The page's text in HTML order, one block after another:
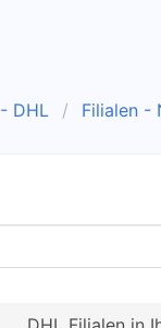
DHL Filialen -